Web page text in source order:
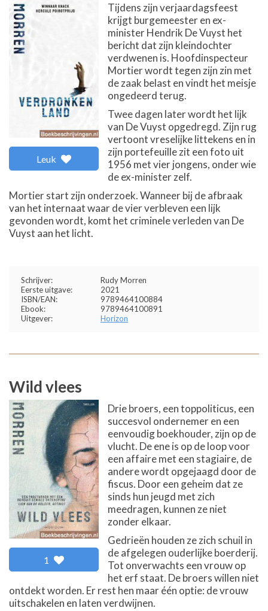
Leuk
Tijdens zijn verjaardagsfeest
krijgt burgemeester en ex-
minister Hendrik De Vuyst het
bericht dat zijn kleindochter
verdwenen is. Hoofdinspecteur
Mortier wordt tegen zijn zin met
de zaak belast en vindt het meisje
ongedeerd terug.
Twee dagen later wordt het lijk
van De Vuyst opgedregd. Zijn rug
vertoont vreselijke littekens en in
zijn portefeuille zit een foto uit
1956 met vier jongens, onder wie
de ex-minister zelf.
Mortier start zijn onderzoek. Wanneer bij de afbraak
van het internaat waar de vier verbleven een lijk
gevonden wordt, komt het criminele verleden van De
Vuyst aan het licht.
Schrijver:
Rudy Morren
Eerste uitgave:
2021
ISBN/EAN:
9789464100884
Ebook:
9789464100891
Uitgever:
Horizon
Wild vlees
1
Drie broers, een toppoliticus, een
succesvol ondernemer en een
eenvoudig boekhouder, zijn op de
vlucht. De ene is op de loop voor
een affaire met een stagiaire, de
andere wordt opgejaagd door de
fiscus. Door een geheim dat ze
sinds hun jeugd met zich
meedragen, kunnen ze niet
zonder elkaar.
Gedrieën houden ze zich schuil in
de afgelegen ouderlijke boerderij.
Tot onverwachts een vrouw op
het erf staat. De broers willen niet
ontdekt worden. Er rest hen maar één optie: de vrouw
uitschakelen en laten verdwijnen.